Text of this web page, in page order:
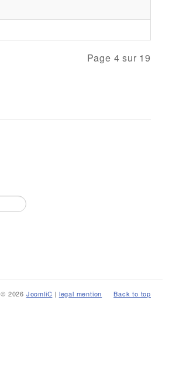
Page 4 sur 19
Back to top
© 2026 JoomliC | legal mention